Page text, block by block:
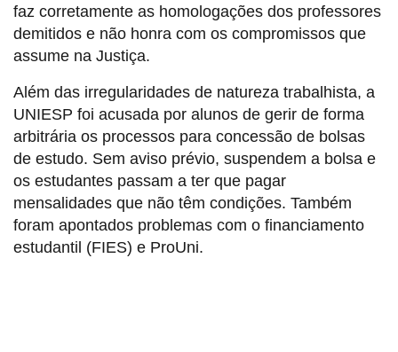
faz corretamente as homologações dos professores
demitidos e não honra com os compromissos que
assume na Justiça.
Além das irregularidades de natureza trabalhista, a
UNIESP foi acusada por alunos de gerir de forma
arbitrária os processos para concessão de bolsas
de estudo. Sem aviso prévio, suspendem a bolsa e
os estudantes passam a ter que pagar
mensalidades que não têm condições. Também
foram apontados problemas com o financiamento
estudantil (FIES) e ProUni.